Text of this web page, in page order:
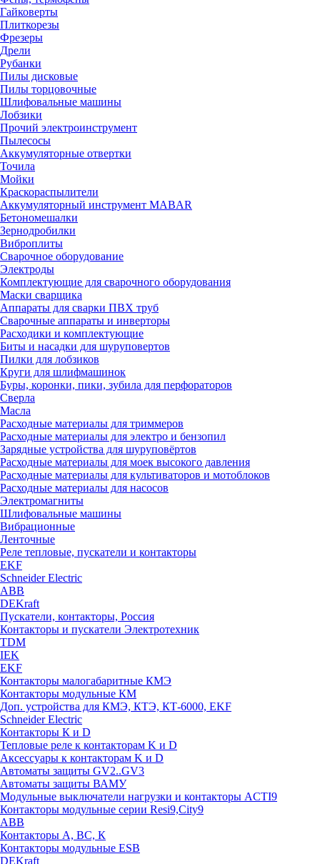
Гайковерты
Плиткорезы
Фрезеры
Дрели
Рубанки
Пилы дисковые
Пилы торцовочные
Шлифовальные машины
Лобзики
Прочий электроинструмент
Пылесосы
Аккумуляторные отвертки
Точила
Мойки
Краскораспылители
Аккумуляторный инструмент MABAR
Бетономешалки
Зернодробилки
Виброплиты
Сварочное оборудование
Электроды
Комплектующие для сварочного оборудования
Маски сварщика
Аппараты для сварки ПВХ труб
Сварочные аппараты и инверторы
Расходики и комплектующие
Биты и насадки для шуруповертов
Пилки для лобзиков
Круги для шлифмашинок
Буры, коронки, пики, зубила для перфораторов
Сверла
Масла
Расходные материалы для триммеров
Расходные материалы для электро и бензопил
Зарядные устройства для шуруповёртов
Расходные материалы для моек высокого давления
Расходные материалы для культиваторов и мотоблоков
Расходные материалы для насосов
Электромагниты
Шлифовальные машины
Вибрационные
Ленточные
Реле тепловые, пускатели и контакторы
EKF
Schneider Electric
ABB
DEKraft
Пускатели, контакторы, Россия
Контакторы и пускатели Электротехник
TDM
IEK
EKF
Контакторы малогабаритные КМЭ
Контакторы модульные КМ
Доп. устройства для КМЭ, КТЭ, КТ-6000, EKF
Schneider Electric
Контакторы К и D
Тепловые реле к контакторам K и D
Аксессуары к контакторам K и D
Автоматы защиты GV2..GV3
Автоматы защиты ВАМУ
Модульные выключатели нагрузки и контакторы ACTI9
Контакторы модульные серии Resi9,City9
ABB
Контакторы А, ВС, К
Контакторы модульные ESB
DEKraft